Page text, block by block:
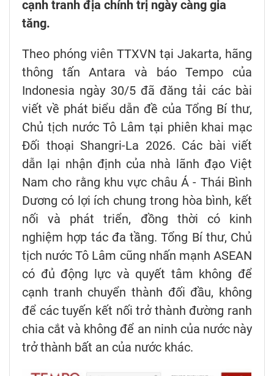
cạnh tranh địa chính trị ngày càng gia
tăng.
Theo phóng viên TTXVN tại Jakarta, hãng
thông tấn Antara và báo Tempo của
Indonesia ngày 30/5 đã đăng tải các bài
viết về phát biểu dẫn đề của Tổng Bí thư,
Chủ tịch nước Tô Lâm tại phiên khai mạc
Đối thoại Shangri-La 2026. Các bài viết
dẫn lại nhận định của nhà lãnh đạo Việt
Nam cho rằng khu vực châu Á - Thái Bình
Dương có lợi ích chung trong hòa bình, kết
nối và phát triển, đồng thời có kinh
nghiệm hợp tác đa tầng. Tổng Bí thư, Chủ
tịch nước Tô Lâm cũng nhấn mạnh ASEAN
có đủ động lực và quyết tâm không để
cạnh tranh chuyển thành đối đầu, không
để các tuyến kết nối trở thành đường ranh
chia cắt và không để an ninh của nước này
trở thành bất an của nước khác.